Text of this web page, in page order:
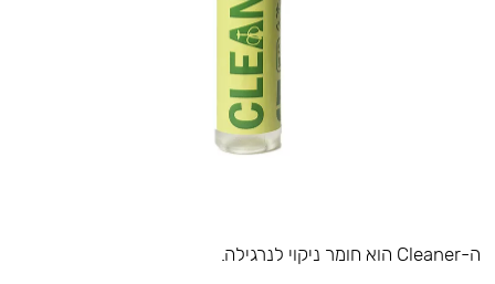
ה-Cleaner הוא חומר ניקוי לנרגילה.